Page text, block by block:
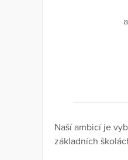
Naší ambicí je
základních